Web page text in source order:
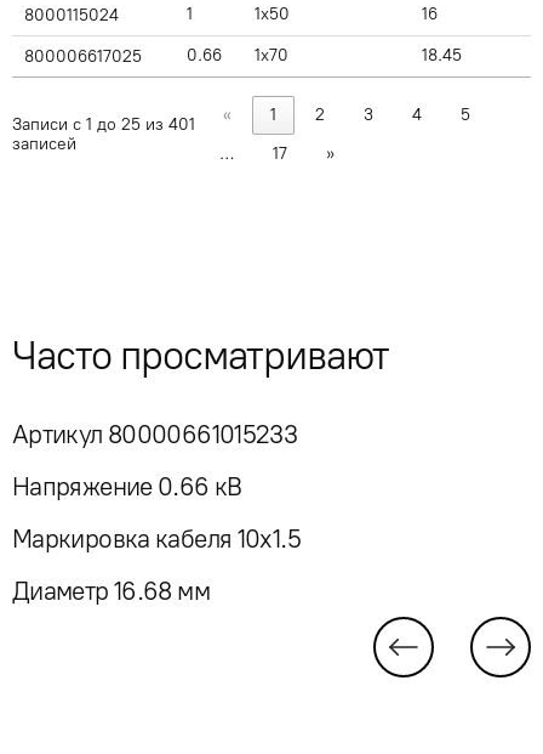
8000115024 1 1x50 16
800006617025 0.66 1x70 18.45
Записи с 1 до 25 из 401
записей
« 1 2 3 4
5
…
17 »
Часто просматривают
Артикул 80000661015233
Напряжение 0.66 кВ
Маркировка кабеля 10x1.5
Диаметр 16.68 мм